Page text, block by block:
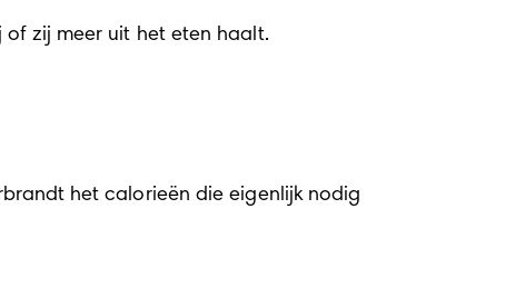
zij meer uit het eten haalt.
het calorieën die eigenlijk nodig